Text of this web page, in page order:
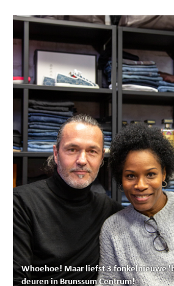
Whoehoe! Maar liefst 3 fonkelnieuwe
deuren in Brunssum Centrum!